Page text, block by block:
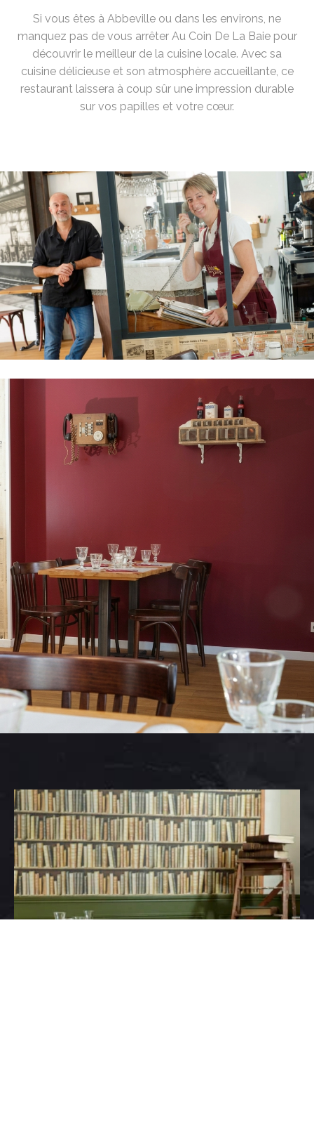
Si vous êtes à Abbeville ou dans les environs, ne
manquez pas de vous arrêter Au Coin De La Baie pour
découvrir le meilleur de la cuisine locale. Avec sa
cuisine délicieuse et son atmosphère accueillante, ce
restaurant laissera à coup sûr une impression durable
sur vos papilles et votre cœur.